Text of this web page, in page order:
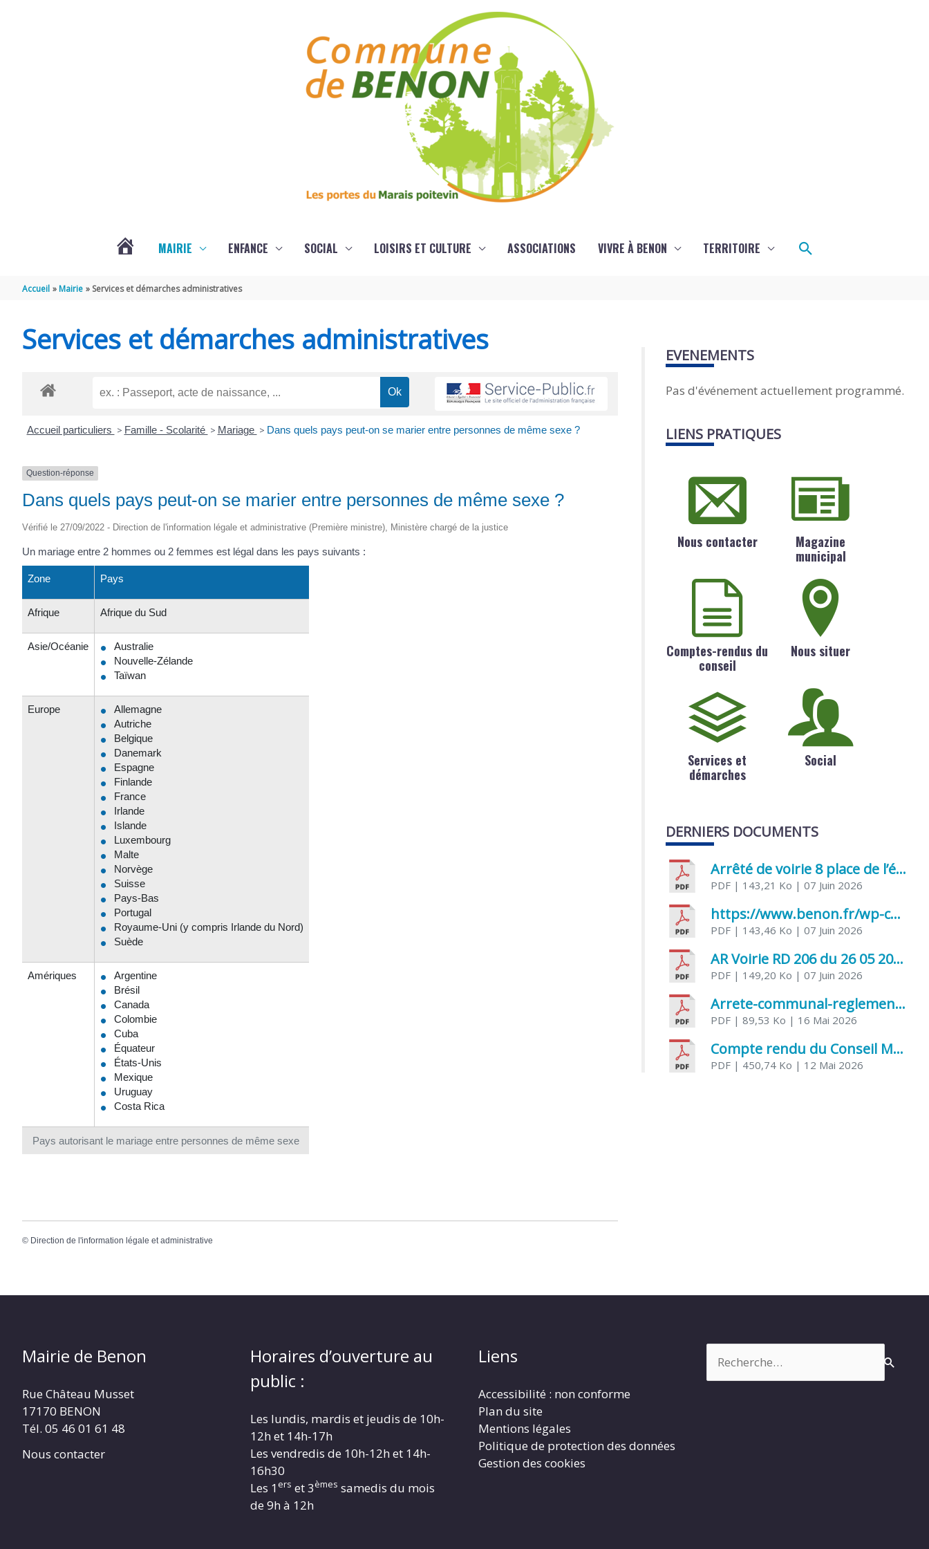
MAIRIE ENFANCE SOCIAL LOISIRS ET CULTURE ASSOCIATIONS VIVRE À BENON TERRITOIRE Rechercher
Accueil Mairie Services et démarches administratives
Services et démarches administratives
Accueil particuliers > Famille - Scolarité > Mariage > Dans quels pays peut-on se marier entre personnes de même sexe ?
Question-réponse
Dans quels pays peut-on se marier entre personnes de même sexe ?
Vérifié le 27/09/2022 - Direction de l'information légale et administrative (Première ministre), Ministère chargé de la justice
Un mariage entre 2 hommes ou 2 femmes est légal dans les pays suivants :
Pays autorisant le mariage entre personnes de même sexe
Zone Pays
Afrique Afrique du Sud
Asie/Océanie
Australie
Nouvelle-Zélande
Taïwan
Europe
Allemagne
Autriche
Belgique
Danemark
Espagne
Finlande
France
Irlande
Islande
Luxembourg
Malte
Norvège
Suisse
Pays-Bas
Portugal
Royaume-Uni (y compris Irlande du Nord)
Suède
Amériques
Argentine
Brésil
Canada
Colombie
Cuba
Équateur
États-Unis
Mexique
Uruguay
Costa Rica
© Direction de l'information légale et administrative
EVENEMENTS
Pas d'événement actuellement programmé.
LIENS PRATIQUES
Nous contacter
Magazine
municipal
Comptes-rendus du
conseil
Nous situer
Services et
démarches
Social
DERNIERS DOCUMENTS
Arrêté de voirie 8 place de l’église 17170 Benon
PDF | 143,21 Ko | 07 Juin 2026
https://www.benon.fr/wp-content/uploads/2026/06/AR-Voirie-Chemin-de-Lafond-du-26-05-2026.pdf
PDF | 143,46 Ko | 07 Juin 2026
AR Voirie RD 206 du 26 05 2026
PDF | 149,20 Ko | 07 Juin 2026
Arrete-communal-reglemenatnt-des-bruits-de-voisinage-et-des-activites-bruyantes
PDF | 89,53 Ko | 16 Mai 2026
Compte rendu du Conseil Municipal du 06 mai 2026
PDF | 450,74 Ko | 12 Mai 2026
Mairie de Benon
Rue Château Musset
17170 BENON
Tél. 05 46 01 61 48
Nous contacter
Horaires d’ouverture au
public :
Les lundis, mardis et jeudis de 10h-
12h et 14h-17h
Les vendredis de 10h-12h et 14h-
16h30
Les 1 ers et 3èmes samedis du mois
de 9h à 12h
Liens
Accessibilité : non conforme
Plan du site
Mentions légales
Politique de protection des données
Gestion des cookies